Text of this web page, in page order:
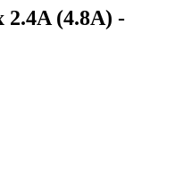
2.4A (4.8A) -